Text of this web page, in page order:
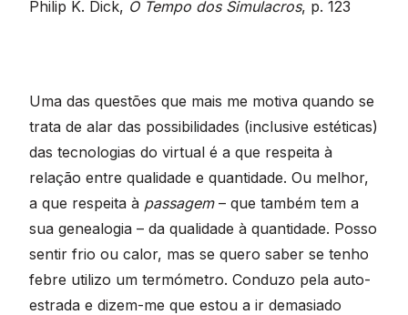
Philip K. Dick, O Tempo dos Simulacros, p. 123
Uma das questões que mais me motiva quando se
trata de alar das possibilidades (inclusive estéticas)
das tecnologias do virtual é a que respeita à
relação entre qualidade e quantidade. Ou melhor,
a que respeita à passagem– que também tem a
sua genealogia – da qualidade à quantidade. Posso
sentir frio ou calor, mas se quero saber se tenho
febre utilizo um termómetro. Conduzo pela auto-
estrada e dizem-me que estou a ir demasiado